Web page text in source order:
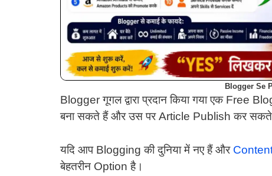
Blogger Se
Blogger गूगल द्वारा प्रदान किया गया एक Free
बना सकते हैं और उस पर Article Publish कर
यदि आप Blogging की दुनिया में नए हैं और
बेहतरीन Option है।